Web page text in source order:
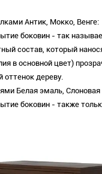
Антик, Мокко, Венге:
боковин - так
состав, который
в основной цвет)
дереву.
Белая эмаль, Слоновая
боковин - также